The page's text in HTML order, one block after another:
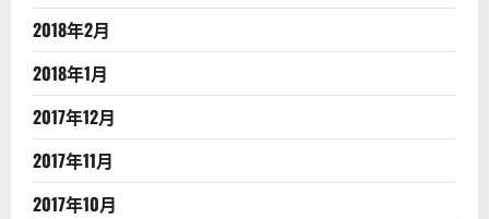
2018年2月
2018年1月
2017年12月
2017年11月
2017年10月